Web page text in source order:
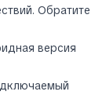
Обратите
версия